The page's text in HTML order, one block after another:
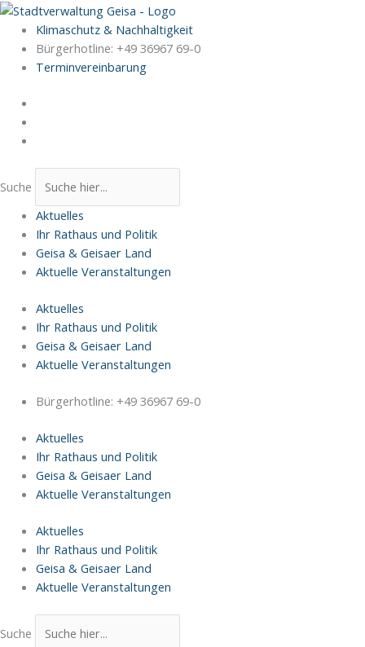
Zum
Inhalt
springen
Klimaschutz & Nachhaltigkeit
Bürgerhotline: +49 36967 69-0
Terminvereinbarung
Suche
Aktuelles
Ihr Rathaus und Politik
Geisa & Geisaer Land
Aktuelle Veranstaltungen
Aktuelles
Ihr Rathaus und Politik
Geisa & Geisaer Land
Aktuelle Veranstaltungen
Bürgerhotline: +49 36967 69-0
Aktuelles
Ihr Rathaus und Politik
Geisa & Geisaer Land
Aktuelle Veranstaltungen
Aktuelles
Ihr Rathaus und Politik
Geisa & Geisaer Land
Aktuelle Veranstaltungen
Suche